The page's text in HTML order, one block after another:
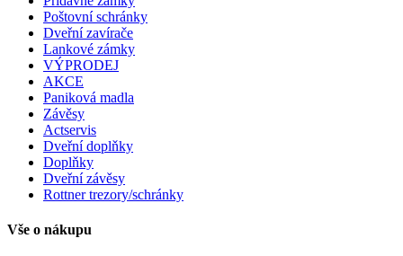
Poštovní schránky
Dveřní zavírače
Lankové zámky
VÝPRODEJ
AKCE
Paniková madla
Závěsy
Actservis
Dveřní doplňky
Doplňky
Dveřní závěsy
Rottner trezory/schránky
Vše o nákupu